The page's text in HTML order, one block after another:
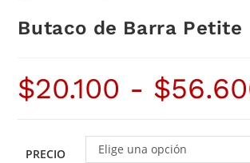
Butaco de Barra Petite
$20.100 - $
PRECIO Elige una opción